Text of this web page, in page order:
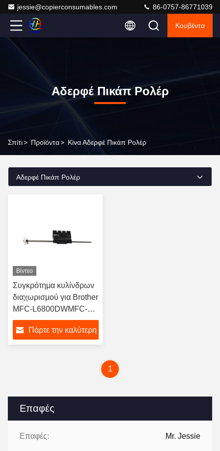
jessie@copierconsumables.com 86-0757-86771039
Κουβέντα
Αδερφέ Πικάπ Ρολέρ
Σπίτι> Προϊόντα> Κίνα Αδερφέ Πικάπ Ρολέρ
Επαφές
Επαφές: Mr. Jessie
Αδερφέ Πικάπ Ρολέρ
Βίντεο
Συγκρότημα κυλίνδρων
διαχωρισμού για Brother
MFC-L6800DWMFC-
L6900DW
Πάρτε την καλύτερη
1